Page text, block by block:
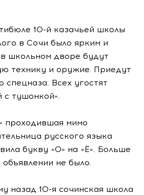
10-й казачьей школы
в Сочи было ярким и
школьном дворе будут
технику и оружие. Приедут
Всех угостят
тушонкой».
проходившая мимо
русского языка
букву «О» на «Ё». Больше
не было.
назад 10-я сочинская школа